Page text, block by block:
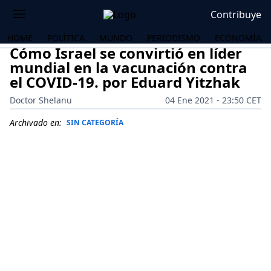
Contribuye
HOME POLÍTICA MUNDO PERIODISMO ECONOMÍA
Cómo Israel se convirtió en líder
mundial en la vacunación contra
el COVID-19. por Eduard Yitzhak
Doctor Shelanu
04 Ene 2021 - 23:50 CET
Archivado en: SIN CATEGORÍA